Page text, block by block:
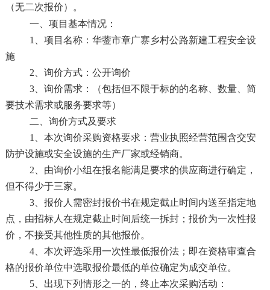
（无二次报价）。
一、项目基本情况：
1、项目名称：华蓥市章广寨乡村公路新建工程安全设
施
2、询价方式：公开询价
3、询价需求：（包括但不限于标的的名称、数量、简
要技术需求或服务要求等）
二、询价方式及要求
1、本次询价采购资格要求：营业执照经营范围含交安
防护设施或安全设施的生产厂家或经销商。
2、由询价小组在报名能满足要求的供应商进行确定，
但不得少于三家。
3、报价人需密封报价书在规定截止时间内送至指定地
点，由招标人在规定截止时间后统一拆封；报价为一次性报
价，不接受其他性质的其他报价。
4、本次评选采用一次性最低报价法；即在资格审查合
格的报价单位中选取报价最低的单位确定为成交单位。
5、出现下列情形之一的，终止本次采购活动：